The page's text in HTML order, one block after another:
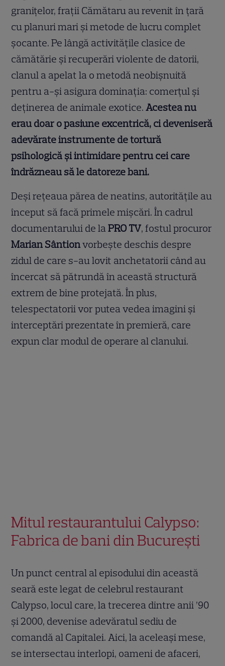
granițelor, frații Cămătaru au revenit în țară
cu planuri mari și metode de lucru complet
șocante. Pe lângă activitățile clasice de
cămătărie și recuperări violente de datorii,
clanul a apelat la o metodă neobișnuită
pentru a-și asigura dominația: comerțul și
deținerea de animale exotice. Acestea nu
erau doar o pasiune excentrică, ci deveniseră
adevărate instrumente de tortură
psihologică și intimidare pentru cei care
îndrăzneau să le datoreze bani.
Deși rețeaua părea de neatins, autoritățile au
început să facă primele mișcări. În cadrul
documentarului de laPRO TV, fostul procuror
Marian Sântionvorbește deschis despre
zidul de care s-au lovit anchetatorii când au
încercat să pătrundă în această structură
extrem de bine protejată. În plus,
telespectatorii vor putea vedea imagini și
interceptări prezentate în premieră, care
expun clar modul de operare al clanului.
Mitul restaurantului Calypso:
Fabrica de bani din București
Un punct central al episodului din această
seară este legat de celebrul restaurant
Calypso, locul care, la trecerea dintre anii ’90
și 2000, devenise adevăratul sediu de
comandă al Capitalei. Aici, la aceleași mese,
se intersectau interlopi, oameni de afaceri,